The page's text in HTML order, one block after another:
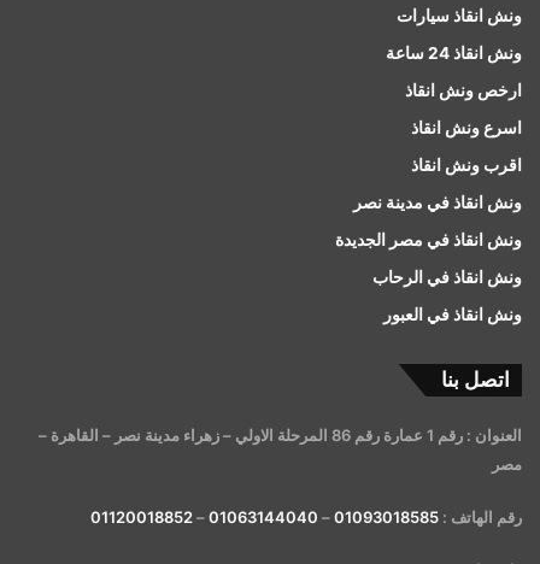
ونش انقاذ سيارات
ونش انقاذ 24 ساعة
ارخص ونش انقاذ
اسرع ونش انقاذ
اقرب ونش انقاذ
ونش انقاذ في مدينة نصر
ونش انقاذ في مصر الجديدة
ونش انقاذ في الرحاب
ونش انقاذ في العبور
اتصل بنا
العنوان : رقم 1 عمارة رقم 86 المرحلة الاولي – زهراء مدينة نصر – القاهرة –
مصر
رقم الهاتف : 01093018585
–
01063144040
–
01120018852